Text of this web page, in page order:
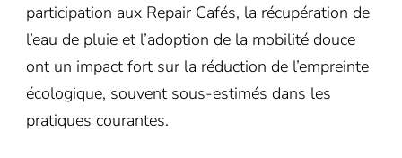
participation aux Repair Cafés, la récupération de
l’eau de pluie et l’adoption de la mobilité douce
ont un impact fort sur la réduction de l’empreinte
écologique, souvent sous-estimés dans les
pratiques courantes.